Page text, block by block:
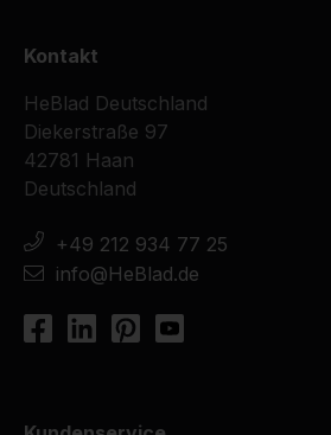
Kontakt
HeBlad Deutschland
Diekerstraße 97
42781 Haan
Deutschland
+49 212 934 77 25
info@HeBlad.de